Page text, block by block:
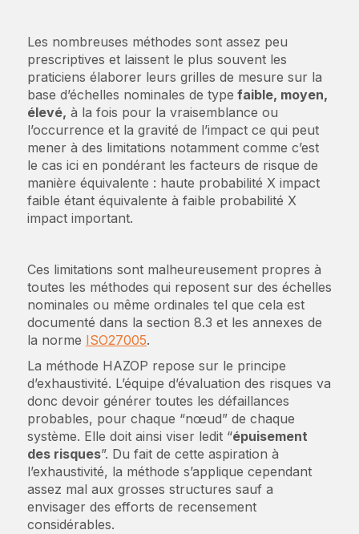
Les nombreuses méthodes sont assez peu
prescriptives et laissent le plus souvent les
praticiens élaborer leurs grilles de mesure sur la
base d’échelles nominales de type faible, moyen,
élevé, à la fois pour la vraisemblance ou
l’occurrence et la gravité de l’impact ce qui peut
mener à des limitations notamment comme c’est
le cas ici en pondérant les facteurs de risque de
manière équivalente : haute probabilité X impact
faible étant équivalente à faible probabilité X
impact important.
Ces limitations sont malheureusement propres à
toutes les méthodes qui reposent sur des échelles
nominales ou même ordinales tel que cela est
documenté dans la section 8.3 et les annexes de
la norme ISO27005.
La méthode HAZOP repose sur le principe
d’exhaustivité. L’équipe d’évaluation des risques va
donc devoir générer toutes les défaillances
probables, pour chaque “nœud” de chaque
système. Elle doit ainsi viser ledit “épuisement
des risques”. Du fait de cette aspiration à
l’exhaustivité, la méthode s’applique cependant
assez mal aux grosses structures sauf a
envisager des efforts de recensement
considérables.